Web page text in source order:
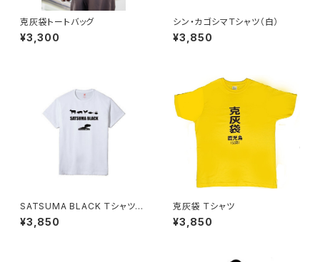
克灰袋トートバッグ
¥3,300
シン・カゴシマＴシャツ（白）
¥3,850
SATSUMA BLACK Ｔシャツ
（白）
¥3,850
克灰袋 Ｔシャツ
¥3,850